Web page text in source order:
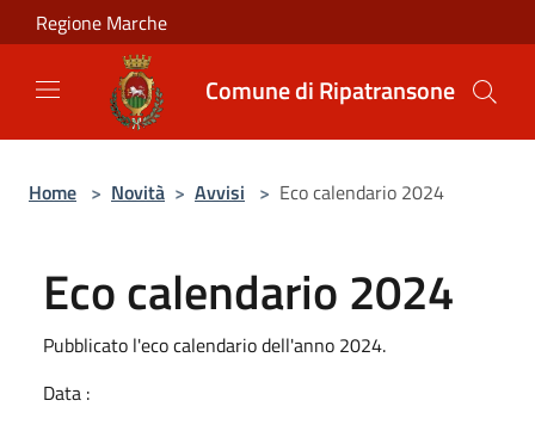
Salta al contenuto principale
Regione Marche
Comune di Ripatransone
Home > Novità > Avvisi > Eco calendario 2024
Eco calendario 2024
Pubblicato l'eco calendario dell'anno 2024.
Data :